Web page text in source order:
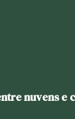
nuvens e